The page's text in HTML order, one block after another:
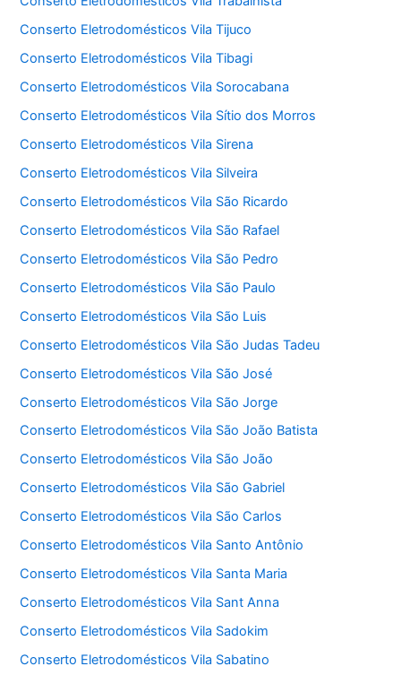
Conserto Eletrodomésticos Vila Tijuco
Conserto Eletrodomésticos Vila Tibagi
Conserto Eletrodomésticos Vila Sorocabana
Conserto Eletrodomésticos Vila Sítio dos Morros
Conserto Eletrodomésticos Vila Sirena
Conserto Eletrodomésticos Vila Silveira
Conserto Eletrodomésticos Vila São Ricardo
Conserto Eletrodomésticos Vila São Rafael
Conserto Eletrodomésticos Vila São Pedro
Conserto Eletrodomésticos Vila São Paulo
Conserto Eletrodomésticos Vila São Luis
Conserto Eletrodomésticos Vila São Judas Tadeu
Conserto Eletrodomésticos Vila São José
Conserto Eletrodomésticos Vila São Jorge
Conserto Eletrodomésticos Vila São João Batista
Conserto Eletrodomésticos Vila São João
Conserto Eletrodomésticos Vila São Gabriel
Conserto Eletrodomésticos Vila São Carlos
Conserto Eletrodomésticos Vila Santo Antônio
Conserto Eletrodomésticos Vila Santa Maria
Conserto Eletrodomésticos Vila Sant Anna
Conserto Eletrodomésticos Vila Sadokim
Conserto Eletrodomésticos Vila Sabatino